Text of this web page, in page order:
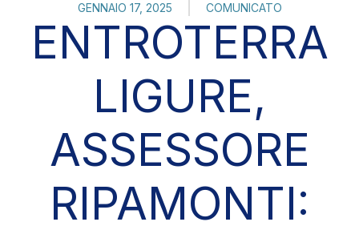
GENNAIO 17, 2025 COMUNICATO
ENTROTERRA
LIGURE,
ASSESSORE
RIPAMONTI: